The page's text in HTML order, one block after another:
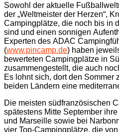
Sowohl der aktuelle
der „Weltmeister der Herzen“,
Campingplätze, die noch bis in
sind und einen sonnigen
Experten des ADAC
(www.pincamp.de) haben
bewerteten Campingplätze in
zusammengestellt, die auch
Es lohnt sich, dort den Sommer
beiden Ländern eine
Die meisten südfranzösischen
spätestens Mitte September
und Marseille sowie bei
vier Top-Campingplätze, die